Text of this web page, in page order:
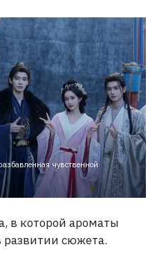
чувственной
в которой ароматы
сюжета.